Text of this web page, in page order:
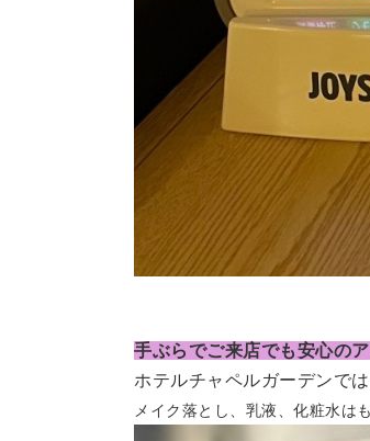
手ぶらでご来店でも安心のア
ホテルチャペルガーデンで
メイク落とし、乳液、化粧水は